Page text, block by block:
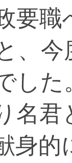
要
、
し
名
身